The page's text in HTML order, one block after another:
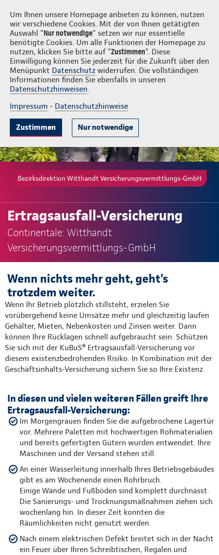
Um Ihnen unsere Homepage anbieten zu können, nutzen
wir verschiedene Cookies. Mit der von Ihnen getätigten
Auswahl "Nur notwendige" setzen wir nur essentielle
benötigte Cookies. Um alle Funktionen der Homepage zu
nutzen, klicken Sie bitte auf "Zustimmen". Diese
Einwilligung können Sie jederzeit für die Zukunft über den
Menüpunkt Datenschutz widerrufen. Die vollständigen
Informationen finden Sie ebenfalls in unseren
Datenschutzhinweisen.
Impressum - Datenschutzhinweise
Zustimmen Nur notwendige
Witthandt Versicherungsvermittlungs-GmbH Login
Gute Gründe Tarife & Leistungen Wissenwertes Beratung &
Bezirksdirektion Witthandt Versicherungsvermittlungs-GmbH
Ertragsausfall-Versicherung
Continentale: Witthandt
Versicherungsvermittlungs-GmbH
Wenn nichts mehr geht, geht's
trotzdem weiter.
Wenn Ihr Betrieb plötzlich stillsteht, erzielen Sie
vorübergehend keine Umsätze mehr und gleichzeitig laufen
Gehälter, Mieten, Nebenkosten und Zinsen weiter. Dann
können Ihre Rücklagen schnell aufgebraucht sein. Schützen
Sie sich mit der KuBuS® Ertragsausfall-Versicherung vor
diesem existenzbedrohenden Risiko. In Kombination mit der
Geschäftsinhalts-Versicherung sichern Sie so Ihre Existenz.
In diesen und vielen weiteren Fällen greift Ihre
Ertragsausfall-Versicherung:
Im Morgengrauen finden Sie die aufgebrochene Lager­tür
vor. Mehrere Paletten mit hochwertigen Rohmaterialien
und bereits gefertigten Gütern wurden entwendet. Ihre
Maschinen und der Versand stehen still.
An einer Wasserleitung innerhalb Ihres Betriebsgebäudes
gibt es am Wochenende einen Rohrbruch.
Einige Wände und Fußböden sind komplett durchnässt.
Die Sanierungs- und Trocknungsmaßnahmen ziehen sich
wochenlang hin. In dieser Zeit konnten die
Räumlichkeiten nicht genutzt werden.
Nach einem elektrischen Defekt breitet sich in der Nacht
ein Feuer über Ihren Schreibtischen, Regalen und